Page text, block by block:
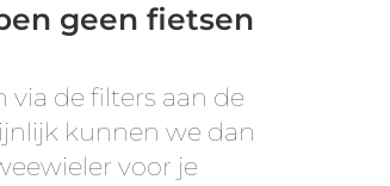
geen fietsen
via de filters aan de
kunnen we dan
voor je